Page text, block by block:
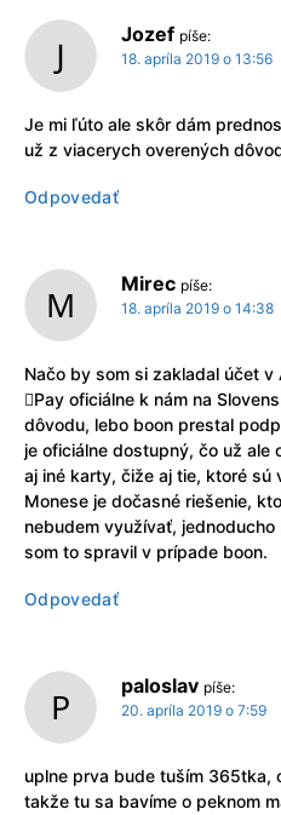
Jozef píše:
18. apríla 2019 o 13:56
Je mi ľúto ale skôr dám
už z viacerych overených
Odpovedať
Mirec píše:
18. apríla 2019 o 14:38
Načo by som si zakladal účet
Pay oficiálne k nám na
dôvodu, lebo boon prestal
je oficiálne dostupný, čo už ale
aj iné karty, čiže aj tie, ktoré sú
Monese je dočasné riešenie,
nebudem využívať,
som to spravil v prípade boon.
Odpovedať
paloslav píše:
20. apríla 2019 o 7:59
uplne prva bude tuším 365tka,
takže tu sa bavíme o peknom